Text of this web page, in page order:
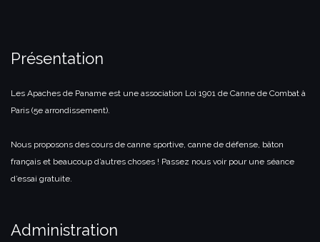
Présentation
Les Apaches de Paname est une association Loi 1901 de Canne de Combat à
Paris (5e arrondissement).
Nous proposons des cours de canne sportive, canne de défense, bâton
français et beaucoup d’autres choses ! Passez nous voir pour une séance
d’essai gratuite.
Administration